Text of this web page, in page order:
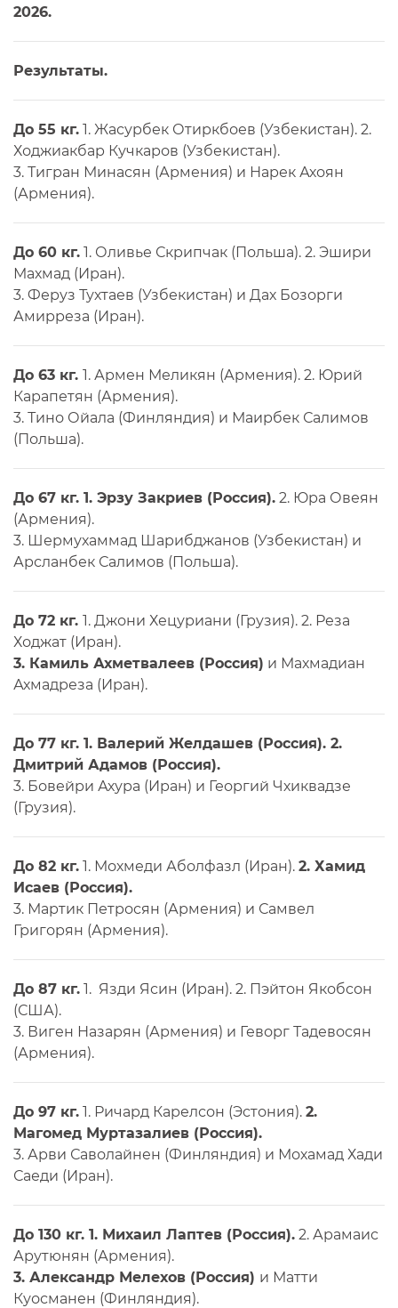
2026.
Результаты.
До 55 кг. 1. Жасурбек Отиркбоев (Узбекистан). 2.
Ходжиакбар Кучкаров (Узбекистан).
3. Тигран Минасян (Армения) и Нарек Ахоян
(Армения).
До 60 кг. 1. Оливье Скрипчак (Польша). 2. Эшири
Махмад (Иран).
3. Феруз Тухтаев (Узбекистан) и Дах Бозорги
Амирреза (Иран).
До 63 кг. 1. Армен Меликян (Армения). 2. Юрий
Карапетян (Армения).
3. Тино Ойала (Финляндия) и Маирбек Салимов
(Польша).
До 67 кг. 1. Эрзу Закриев (Россия). 2. Юра Овеян
(Армения).
3. Шермухаммад Шарибджанов (Узбекистан) и
Арсланбек Салимов (Польша).
До 72 кг. 1. Джони Хецуриани (Грузия). 2. Реза
Ходжат (Иран).
3. Камиль Ахметвалеев (Россия) и Махмадиан
Ахмадреза (Иран).
До 77 кг. 1. Валерий Желдашев (Россия). 2.
Дмитрий Адамов (Россия).
3. Бовейри Ахура (Иран) и Георгий Чхиквадзе
(Грузия).
До 82 кг. 1. Мохмеди Аболфазл (Иран). 2. Хамид
Исаев (Россия).
3. Мартик Петросян (Армения) и Самвел
Григорян (Армения).
До 87 кг. 1. Язди Ясин (Иран). 2. Пэйтон Якобсон
(США).
3. Виген Назарян (Армения) и Геворг Тадевосян
(Армения).
До 97 кг. 1. Ричард Карелсон (Эстония). 2.
Магомед Муртазалиев (Россия).
3. Арви Саволайнен (Финляндия) и Мохамад Хади
Саеди (Иран).
До 130 кг. 1. Михаил Лаптев (Россия). 2. Арамаис
Арутюнян (Армения).
3. Александр Мелехов (Россия) и Матти
Куосманен (Финляндия).